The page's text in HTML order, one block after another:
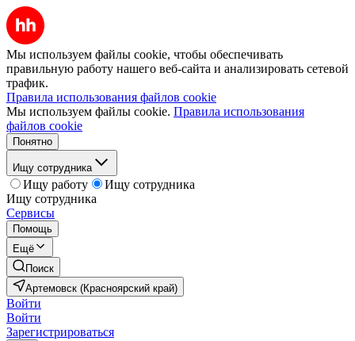
Мы используем файлы cookie, чтобы обеспечивать
правильную работу нашего веб-сайта и анализировать сетевой
трафик.
Правила использования файлов cookie
Мы используем файлы cookie. Правила использования
файлов cookie
Понятно
Ищу сотрудника
Ищу работу
Ищу сотрудника
Ищу сотрудника
Сервисы
Помощь
Ещё
Поиск
Артемовск (Красноярский край)
Войти
Войти
Зарегистрироваться